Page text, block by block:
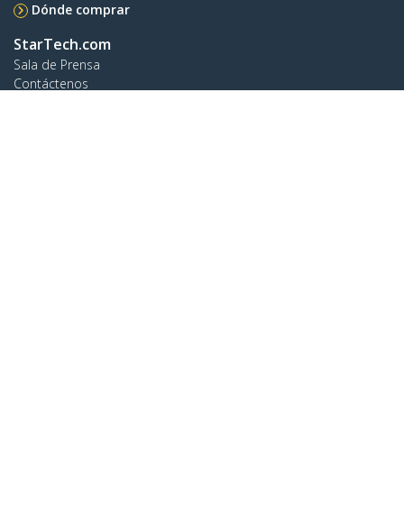
Dónde comprar
StarTech.com
Sala de Prensa
Contáctenos